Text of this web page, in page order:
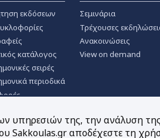
εκδόσεων
κατάλογος
σειρές
περιοδικά
Σεμινάρια
Τρέχουσες
Ανακοινώσεις
View on demand
υπηρεσιών της, την ανάλυση
Sakkoulas.gr αποδέχεστε τη